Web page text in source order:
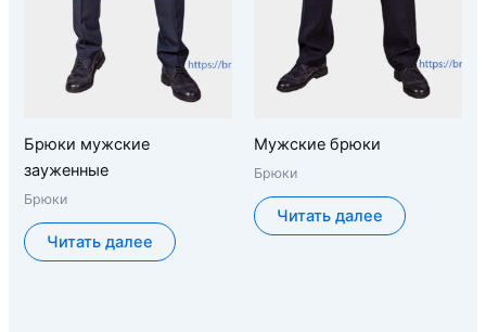
Брюки мужские
зауженные
Брюки
Читать далее
Мужские брюки
Брюки
Читать далее